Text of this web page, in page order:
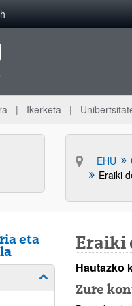
Ikerketa
EHU
eta
Erakutsi/izkutatu
Eraiki
Hautazko
Zure